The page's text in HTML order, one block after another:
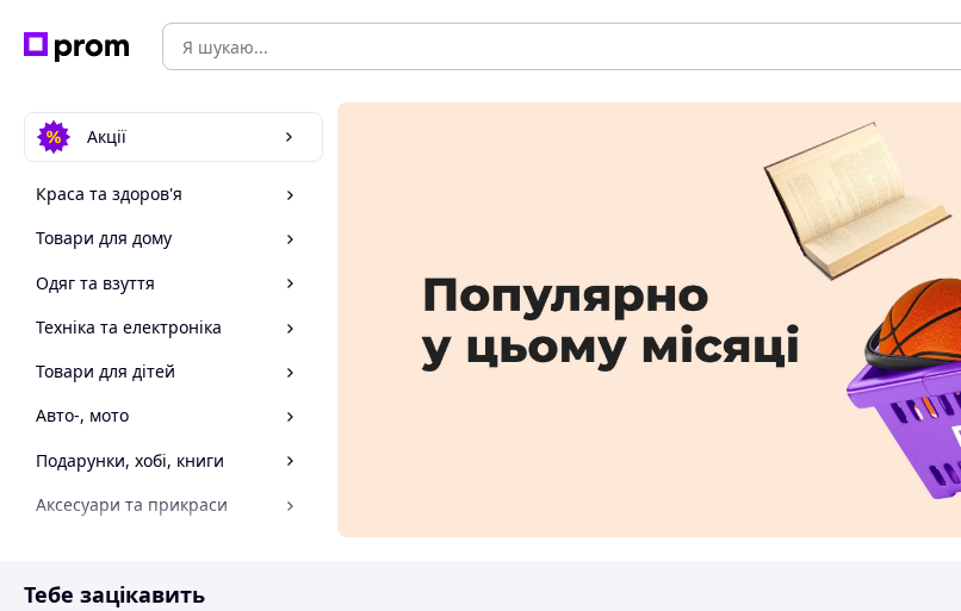
Акції
Краса та здоров'я
Товари для дому
Одяг та взуття
Техніка та електроніка
Товари для дітей
Авто-, мото
Подарунки, хобі, книги
Аксесуари та прикраси
Спорт і відпочинок
Тебе зацікавить